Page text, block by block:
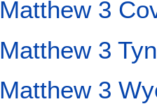
Matthew 3
Matthew 3
Matthew 3